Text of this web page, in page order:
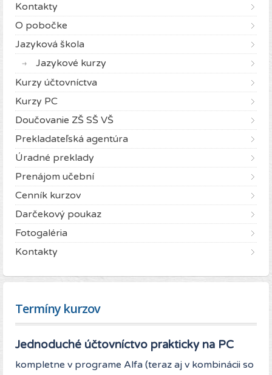
Kontakty
O pobočke
Jazyková škola
Jazykové kurzy
Kurzy účtovníctva
Kurzy PC
Doučovanie ZŠ SŠ VŠ
Prekladateľská agentúra
Úradné preklady
Prenájom učební
Cenník kurzov
Darčekový poukaz
Fotogaléria
Kontakty
Termíny kurzov
Jednoduché účtovníctvo prakticky na PC
kompletne v programe Alfa (teraz aj v kombinácii so